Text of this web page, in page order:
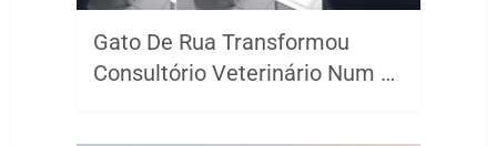
Gato De Rua Transformou
Consultório Veterinário Num …